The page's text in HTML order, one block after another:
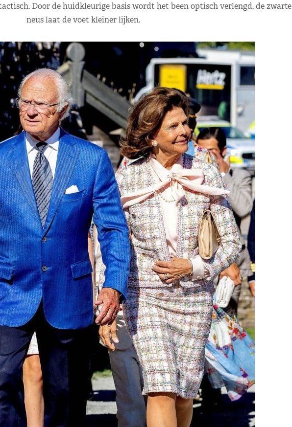
Door de huidkleurige basis wordt het been optisch verlengd, de zwarte
neus laat de voet kleiner lijken.